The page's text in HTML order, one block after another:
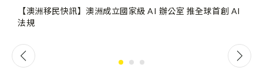
【澳洲移民快訊】澳洲成立國家級 AI 辦公室 推全球首創 AI
法規